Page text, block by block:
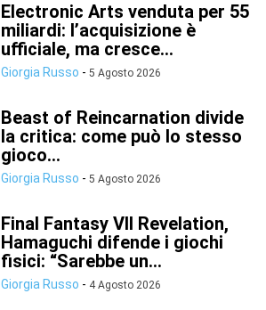
Electronic Arts venduta per 55
miliardi: l’acquisizione è
ufficiale, ma cresce...
Giorgia Russo - 5 Agosto 2026
Beast of Reincarnation divide
la critica: come può lo stesso
gioco...
Giorgia Russo - 5 Agosto 2026
Final Fantasy VII Revelation,
Hamaguchi difende i giochi
fisici: “Sarebbe un...
Giorgia Russo - 4 Agosto 2026